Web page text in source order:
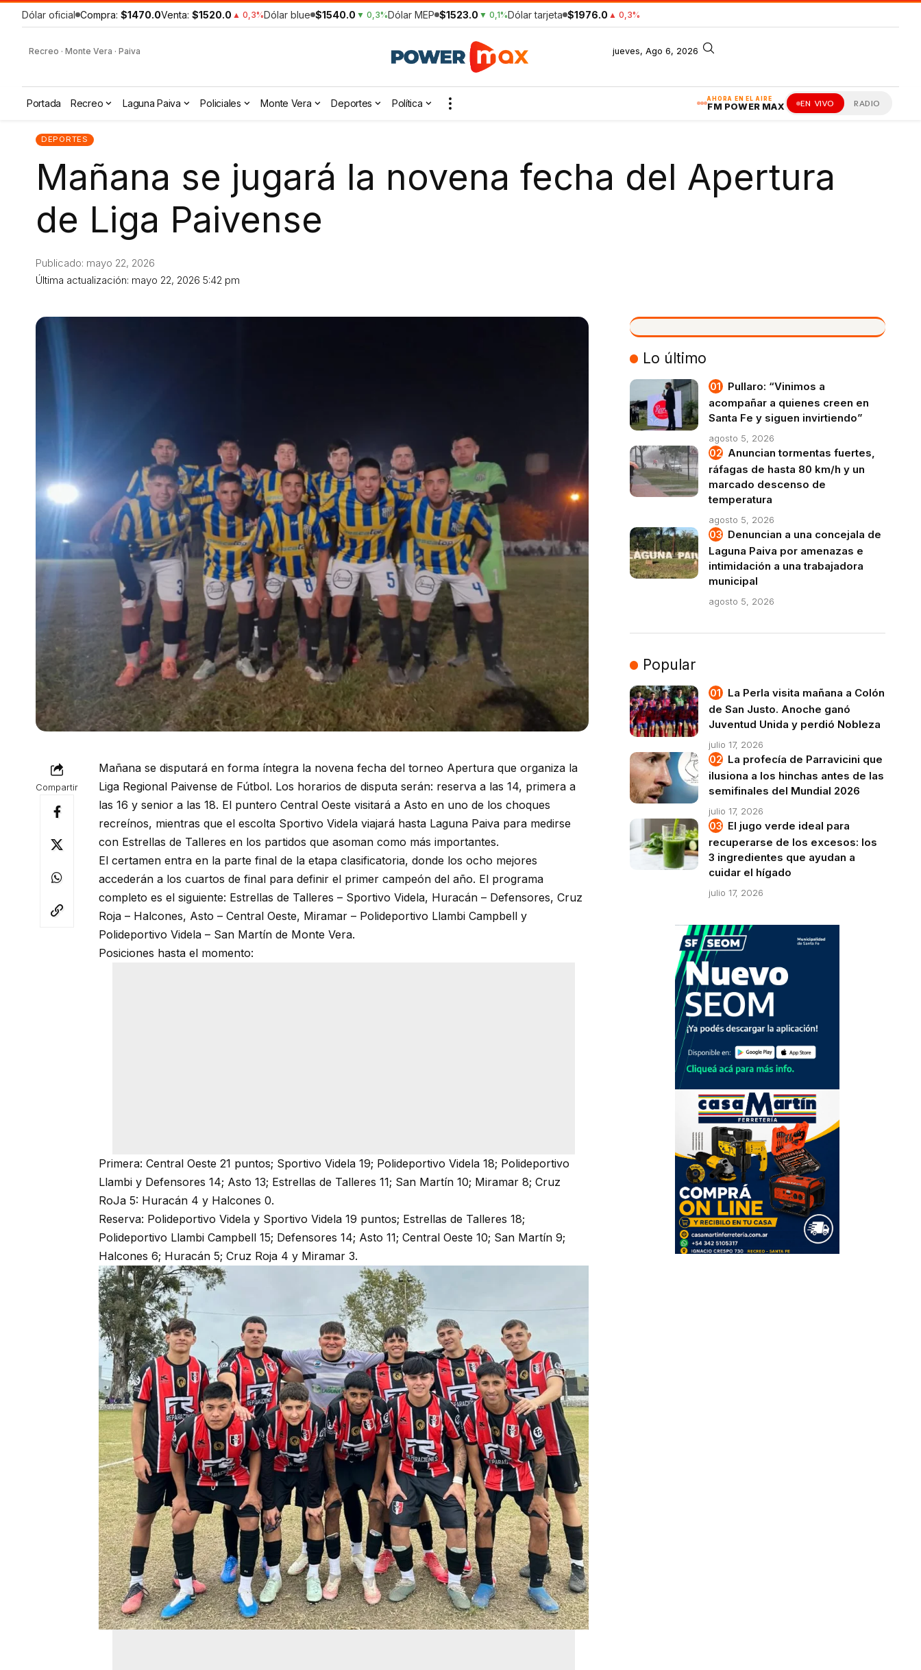
Dólar oficial Compra: $1470.0Venta: $1520.0 ▲ 0,3%Dólar blue $1540.0 ▼ 0,3%Dólar MEP $1523.0 ▼ 0,1%Dólar tarjeta $1976.0 ▲ 0,3%
Recreo · Monte Vera · Paiva jueves, Ago 6, 2026
AHORA EN EL AIRE
FM POWER MAX EN VIVO RADIO
Portada Recreo Laguna Paiva Policiales Monte Vera Deportes Política
DEPORTES
Mañana se jugará la novena fecha del Apertura
de Liga Paivense
Última actualización: mayo 22, 2026 5:42 pm
Publicado: mayo 22, 2026
Compartir
Mañana se disputará en forma íntegra la novena fecha del torneo Apertura que organiza la
Liga Regional Paivense de Fútbol. Los horarios de disputa serán: reserva a las 14, primera a
las 16 y senior a las 18. El puntero Central Oeste visitará a Asto en uno de los choques
recreínos, mientras que el escolta Sportivo Videla viajará hasta Laguna Paiva para medirse
con Estrellas de Talleres en los partidos que asoman como más importantes.
El certamen entra en la parte final de la etapa clasificatoria, donde los ocho mejores
accederán a los cuartos de final para definir el primer campeón del año. El programa
completo es el siguiente: Estrellas de Talleres – Sportivo Videla, Huracán – Defensores, Cruz
Roja – Halcones, Asto – Central Oeste, Miramar – Polideportivo Llambi Campbell y
Polideportivo Videla – San Martín de Monte Vera.
Posiciones hasta el momento:
Primera: Central Oeste 21 puntos; Sportivo Videla 19; Polideportivo Videla 18; Polideportivo
Llambi y Defensores 14; Asto 13; Estrellas de Talleres 11; San Martín 10; Miramar 8; Cruz
RoJa 5: Huracán 4 y Halcones 0.
Reserva: Polideportivo Videla y Sportivo Videla 19 puntos; Estrellas de Talleres 18;
Polideportivo Llambi Campbell 15; Defensores 14; Asto 11; Central Oeste 10; San Martín 9;
Halcones 6; Huracán 5; Cruz Roja 4 y Miramar 3.
VIVO
Lo último
Pullaro: “Vinimos a
acompañar a quienes creen en
Santa Fe y siguen invirtiendo”
agosto 5, 2026
Anuncian tormentas fuertes,
ráfagas de hasta 80 km/h y un
marcado descenso de
temperatura
agosto 5, 2026
Denuncian a una concejala de
Laguna Paiva por amenazas e
intimidación a una trabajadora
municipal
agosto 5, 2026
Popular
La Perla visita mañana a Colón
de San Justo. Anoche ganó
Juventud Unida y perdió Nobleza
julio 17, 2026
La profecía de Parravicini que
ilusiona a los hinchas antes de las
semifinales del Mundial 2026
julio 17, 2026
El jugo verde ideal para
recuperarse de los excesos: los
3 ingredientes que ayudan a
cuidar el hígado
julio 17, 2026